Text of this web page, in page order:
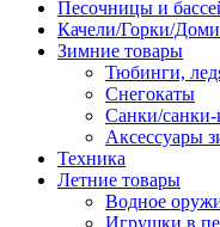
Песочницы и
Качели/Горки/
Зимние товары
Тюбинги,
Снегокаты
Санки/санки-
Аксессуары
Техника
Летние товары
Водное
Игрушки в